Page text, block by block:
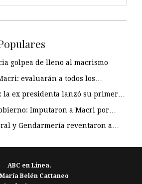
golpea de lleno al macrismo
evaluarán a todos los…
la ex presidenta lanzó su primer…
Imputaron a Macri por…
y Gendarmería reventaron a…
ABC en Linea.
Belén Cattaneo